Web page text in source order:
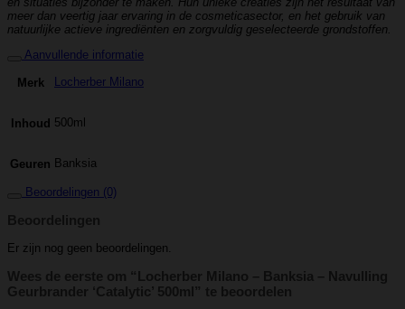
meer dan veertig jaar ervaring in de cosmeticasector, en het gebruik van
natuurlijke actieve ingrediënten en zorgvuldig geselecteerde grondstoffen.
Aanvullende informatie
Merk Locherber Milano
Inhoud 500ml
Geuren Banksia
Beoordelingen (0)
Beoordelingen
Er zijn nog geen beoordelingen.
Wees de eerste om “Locherber Milano – Banksia – Navulling
Geurbrander ‘Catalytic’ 500ml” te beoordelen